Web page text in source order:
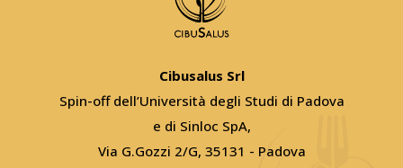
Cibusalus Srl
Spin-off dell’Università degli Studi di Padova
e di Sinloc SpA,
Via G.Gozzi 2/G, 35131 - Padova